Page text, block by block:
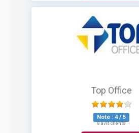
Top Office
Note : 4/ 5
8 avis clients